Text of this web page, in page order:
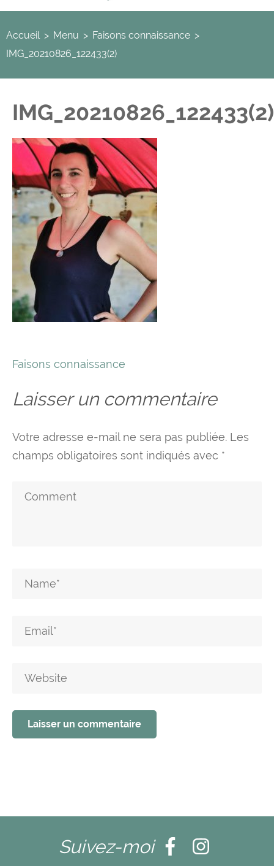
Accueil > Menu > Faisons connaissance >
IMG_20210826_122433(2)
IMG_20210826_122433(2)
Navigation
l’article
Faisons connaissance
Laisser un commentaire
Votre adresse e-mail ne sera pas publiée. Les
champs obligatoires sont indiqués avec *
Suivez-moi